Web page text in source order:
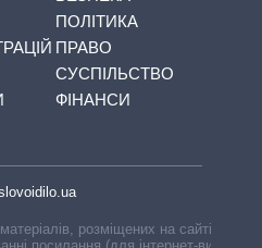
ПОЛІТИКА
ПРАВО
СУСПІЛЬСТВО
ФІНАНСИ
розміщених на сайті,